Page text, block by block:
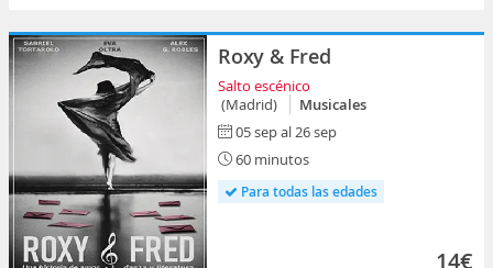
Roxy & Fred
Salto escénico
(Madrid)
Musicales
05 sep al 26 sep
60 minutos
Para todas las edades
14€